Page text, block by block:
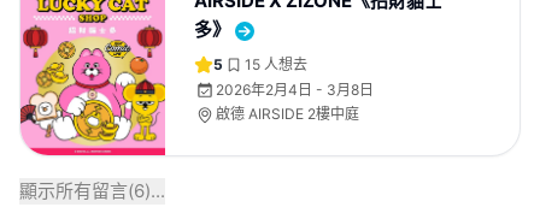
多》
5 15 人想去
2026年2月4日 - 3月8日
啟德 AIRSIDE 2樓中庭
顯示所有留言(6)...